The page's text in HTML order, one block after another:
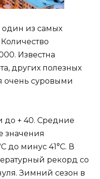
один из самых
Известна
других полезных
очень суровыми
до + 40. Средние
значения
до минус 41°C. В
рекорд со
Зимний сезон в